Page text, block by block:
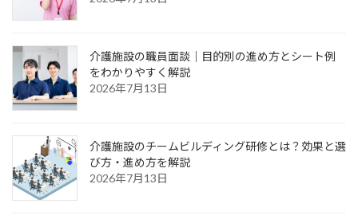
介護施設の職員面談｜目的別の進め方とシート例
をわかりやすく解説
2026年7月13日
介護施設のチームビルディング研修とは？効果と選
び方・進め方を解説
2026年7月13日